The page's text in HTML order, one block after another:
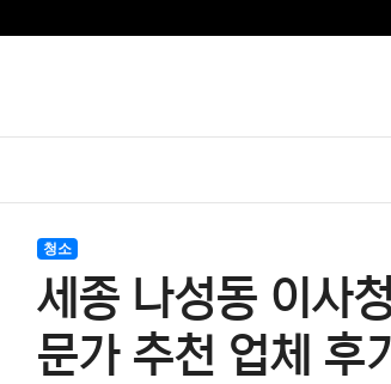
청소
세종 나성동 이사
문가 추천 업체 후